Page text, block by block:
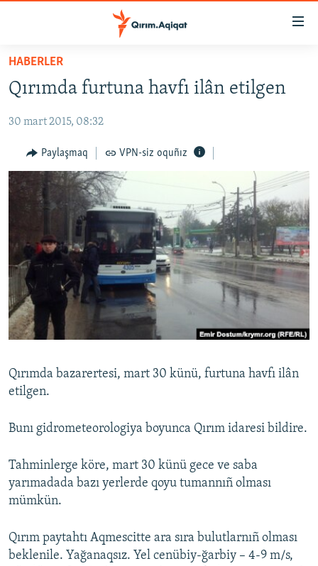
Esas
qaytmaq
navigatsiyağa
qaytmaq
Qıdıruvğa
qaytmaq
HABERLER
SİYASET
İQTİSADİYAT
CEMİYET
MEDENİYET
İNSAN AQLARI
SÜRET
BLOGLAR
FİKİR
Русский
Українською
RFE/RS bütün saytları
HABERLER
Qırımda furtuna havfı ilân etilgen
30 mart 2015, 08:32
Paylaşmaq VPN-siz oquñız
Qırımda bazarertesi, mart 30 künü, furtuna havfı ilân
etilgen.
Bunı gidrometeorologiya boyunca Qırım idaresi bildire.
Tahminlerge köre, mart 30 künü gece ve saba
yarımadada bazı yerlerde qoyu tumannıñ olması
mümkün.
Qırım paytahtı Aqmescitte ara sıra bulutlarnıñ olması
beklenile. Yağanaqsız. Yel cenübiy-ğarbiy – 4-9 m/s,